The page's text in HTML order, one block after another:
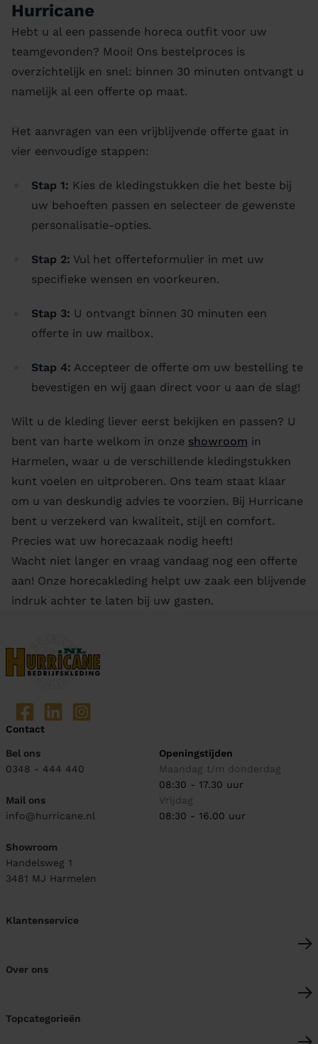
Hurricane
Hebt u al een passende horeca outfit voor uw
teamgevonden? Mooi! Ons bestelproces is
overzichtelijk en snel: binnen 30 minuten ontvangt u
namelijk al een offerte op maat.
Het aanvragen van een vrijblijvende offerte gaat in
vier eenvoudige stappen:
Stap 1: Kies de kledingstukken die het beste bij
uw behoeften passen en selecteer de gewenste
personalisatie-opties.
Stap 2: Vul het offerteformulier in met uw
specifieke wensen en voorkeuren.
Stap 3: U ontvangt binnen 30 minuten een
offerte in uw mailbox.
Stap 4: Accepteer de offerte om uw bestelling te
bevestigen en wij gaan direct voor u aan de slag!
Wilt u de kleding liever eerst bekijken en passen? U
bent van harte welkom in onze showroom in
Harmelen, waar u de verschillende kledingstukken
kunt voelen en uitproberen. Ons team staat klaar
om u van deskundig advies te voorzien. Bij Hurricane
bent u verzekerd van kwaliteit, stijl en comfort.
Precies wat uw horecazaak nodig heeft!
Wacht niet langer en vraag vandaag nog een offerte
aan! Onze horecakleding helpt uw zaak een blijvende
indruk achter te laten bij uw gasten.
Contact
Bel ons
0348 - 444 440
Mail ons
info@hurricane.nl
Showroom
Handelsweg 1
3481 MJ Harmelen
Openingstijden
Maandag t/m donderdag
08:30 - 17.30 uur
Vrijdag
08:30 - 16.00 uur
Klantenservice
Over ons
Topcategorieën